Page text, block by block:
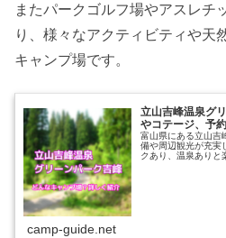
またパークゴルフ場やアスレチ
り、様々なアクティビティや天
キャンプ場です。
立山吉峰温泉グ
やコテージ、予
富山県にある立山吉
備や周辺観光が充実
クあり、温泉ありと
camp-guide.net